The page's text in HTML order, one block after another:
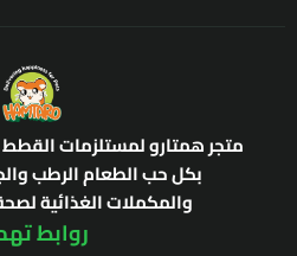
متجر همتارو لمستلزمات القطط
بكل حب الطعام الرطب
والمكملات الغذائية
روابط